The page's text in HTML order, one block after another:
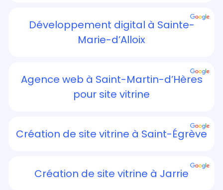
Développement digital à Sainte-
Marie-d’Alloix
Agence web à Saint-Martin-d’Hères
pour site vitrine
Création de site vitrine à Saint-Égrève
Création de site vitrine à Jarrie